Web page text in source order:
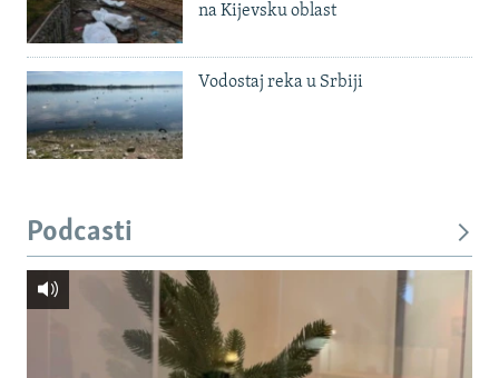
na Kijevsku oblast
Vodostaj reka u Srbiji
Podcasti